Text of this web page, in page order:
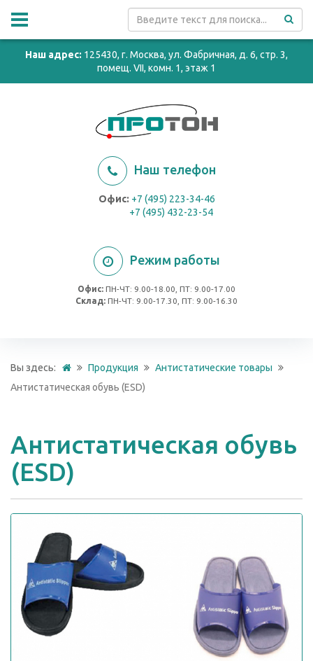
Наш адрес: 125430, г. Москва, ул. Фабричная, д. 6, стр. 3,
помещ. VII, комн. 1, этаж 1
Наш телефон
Офис: +7 (495) 223-34-46
+7 (495) 432-23-54
Режим работы
Офис: ПН-ЧТ: 9.00-18.00, ПТ: 9.00-17.00
Cклад: ПН-ЧТ: 9.00-17.30, ПТ: 9.00-16.30
Вы здесь: Продукция
Антистатические товары
Антистатическая обувь (ESD)
Антистатическая обувь
(ESD)